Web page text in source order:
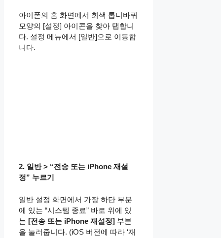
아이폰의 홈 화면에서 회색 톱니바퀴
모양의 [설정] 아이콘을 찾아 탭합니
다. 설정 메뉴에서 [일반]으로 이동합
니다.
2. 일반 > “전송 또는 iPhone 재설
정” 누르기
일반 설정 화면에서 가장 하단 부분
에 있는 “시스템 종료” 바로 위에 있
는 [전송 또는 iPhone 재설정] 부분
을 눌러줍니다. (iOS 버전에 따라 ‘재